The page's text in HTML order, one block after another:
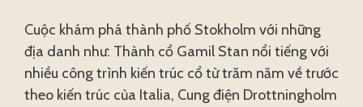
Cuộc khám phá thành phố Stokholm với những
địa danh như: Thành cổ Gamil Stan nổi tiếng với
nhiều công trình kiến trúc cổ từ trăm năm về trước
theo kiến trúc của Italia, Cung điện Drottningholm